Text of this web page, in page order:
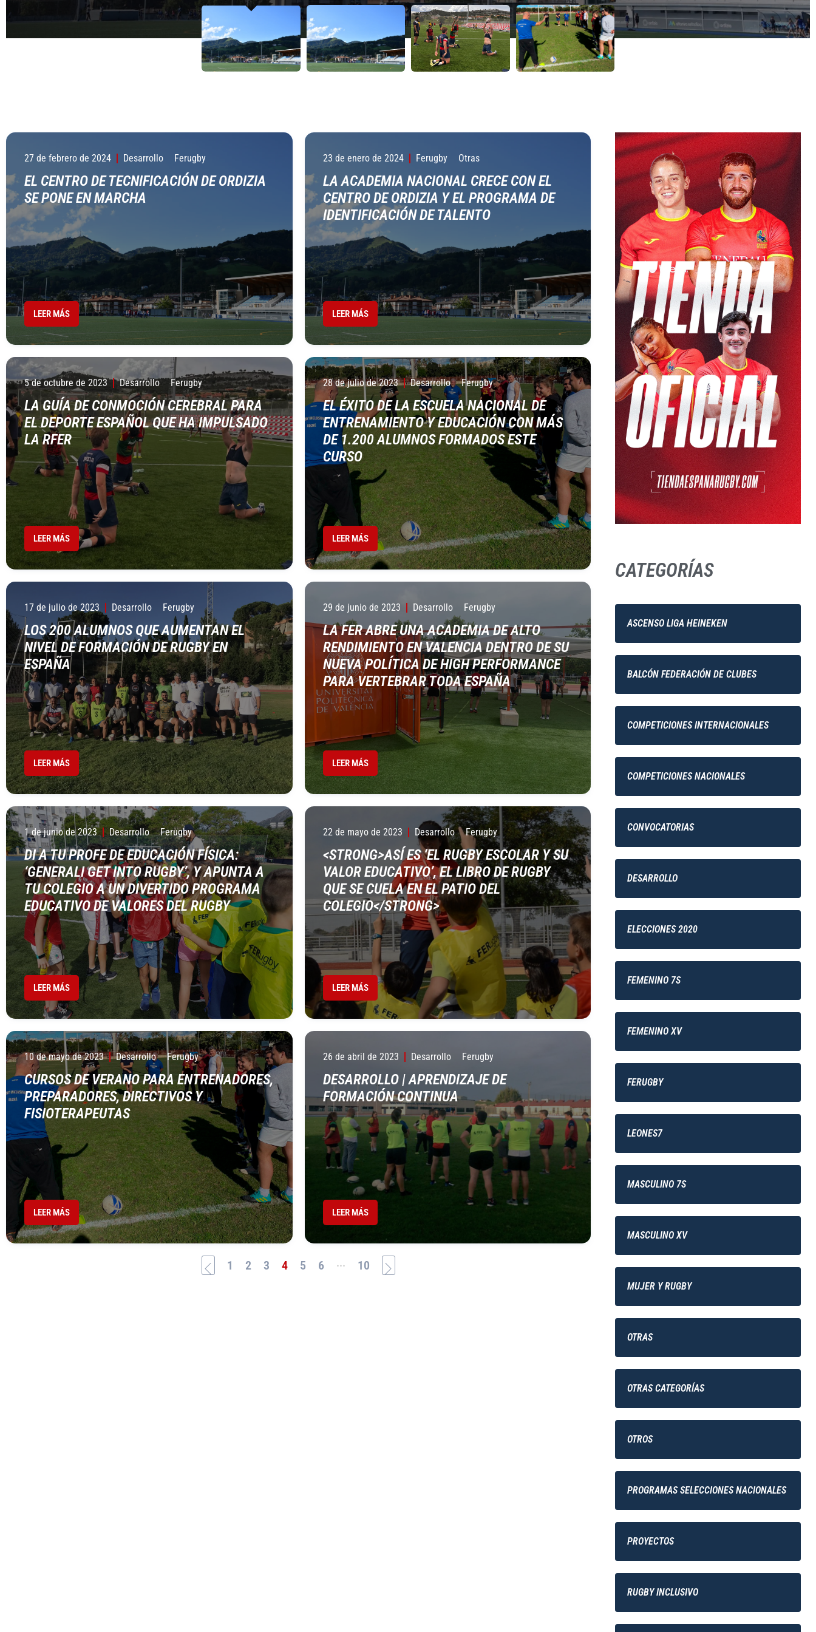
28 DE JULIO DE 2023
29 DE JUNIO DE 2023
despide una hora
1 DE JUNIO DE 2023
22 DE MAYO DE 2023
28 DE JULIO DE 2023
27 de febrero de 2024 Desarrollo Ferugby
EL CENTRO DE TECNIFICACIÓN DE ORDIZIA
SE PONE EN MARCHA
LEER MÁS
23 de enero de 2024 Ferugby Otras
LA ACADEMIA NACIONAL CRECE CON EL
CENTRO DE ORDIZIA Y EL PROGRAMA DE
IDENTIFICACIÓN DE TALENTO
LEER MÁS
5 de octubre de 2023 Desarrollo Ferugby
LA GUÍA DE CONMOCIÓN CEREBRAL PARA
EL DEPORTE ESPAÑOL QUE HA IMPULSADO
LA RFER
LEER MÁS
28 de julio de 2023 Desarrollo Ferugby
EL ÉXITO DE LA ESCUELA NACIONAL DE
ENTRENAMIENTO Y EDUCACIÓN CON MÁS
DE 1.200 ALUMNOS FORMADOS ESTE
CURSO
LEER MÁS
17 de julio de 2023 Desarrollo Ferugby
LOS 200 ALUMNOS QUE AUMENTAN EL
NIVEL DE FORMACIÓN DE RUGBY EN
ESPAÑA
LEER MÁS
29 de junio de 2023 Desarrollo Ferugby
LA FER ABRE UNA ACADEMIA DE ALTO
RENDIMIENTO EN VALENCIA DENTRO DE SU
NUEVA POLÍTICA DE HIGH PERFORMANCE
PARA VERTEBRAR TODA ESPAÑA
LEER MÁS
1 de junio de 2023 Desarrollo Ferugby
DI A TU PROFE DE EDUCACIÓN FÍSICA:
‘GENERALI GET INTO RUGBY’, Y APUNTA A
TU COLEGIO A UN DIVERTIDO PROGRAMA
EDUCATIVO DE VALORES DEL RUGBY
LEER MÁS
22 de mayo de 2023 Desarrollo Ferugby
<STRONG>ASÍ ES ‘EL RUGBY ESCOLAR Y SU
VALOR EDUCATIVO’, EL LIBRO DE RUGBY
QUE SE CUELA EN EL PATIO DEL
COLEGIO</STRONG>
LEER MÁS
10 de mayo de 2023 Desarrollo Ferugby
CURSOS DE VERANO PARA ENTRENADORES,
PREPARADORES, DIRECTIVOS Y
FISIOTERAPEUTAS
LEER MÁS
26 de abril de 2023 Desarrollo Ferugby
DESARROLLO | APRENDIZAJE DE
FORMACIÓN CONTINUA
LEER MÁS
1 2 3 4 5 6 ... 10
CATEGORÍAS
ASCENSO LIGA HEINEKEN
BALCÓN FEDERACIÓN DE CLUBES
COMPETICIONES INTERNACIONALES
COMPETICIONES NACIONALES
CONVOCATORIAS
DESARROLLO
ELECCIONES 2020
FEMENINO 7S
FEMENINO XV
FERUGBY
LEONES7
MASCULINO 7S
MASCULINO XV
MUJER Y RUGBY
OTRAS
OTRAS CATEGORÍAS
OTROS
PROGRAMAS SELECCIONES NACIONALES
PROYECTOS
RUGBY INCLUSIVO